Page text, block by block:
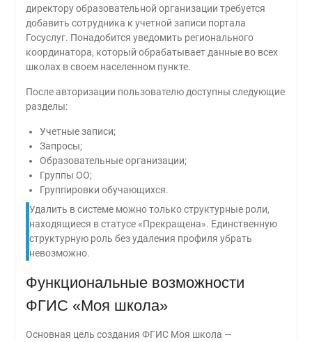
директору образовательной организации требуется
добавить сотрудника к учетной записи портала
Госуслуг. Понадобится уведомить регионального
координатора, который обрабатывает данные во всех
школах в своем населенном пункте.
После авторизации пользователю доступны следующие
разделы:
Учетные записи;
Запросы;
Образовательные организации;
Группы ОО;
Группировки обучающихся.
Удалить в системе можно только структурные роли,
находящиеся в статусе «Прекращена». Единственную
структурную роль без удаления профиля убрать
невозможно.
Функциональные возможности
ФГИС «Моя школа»
Основная цель создания ФГИС Моя школа —